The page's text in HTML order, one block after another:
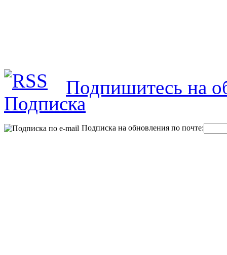
Подпишитесь на
Подписка на обновления по почте: